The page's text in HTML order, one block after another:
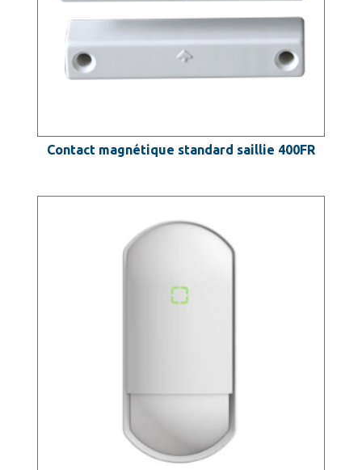
Contact magnétique standard saillie 400FR